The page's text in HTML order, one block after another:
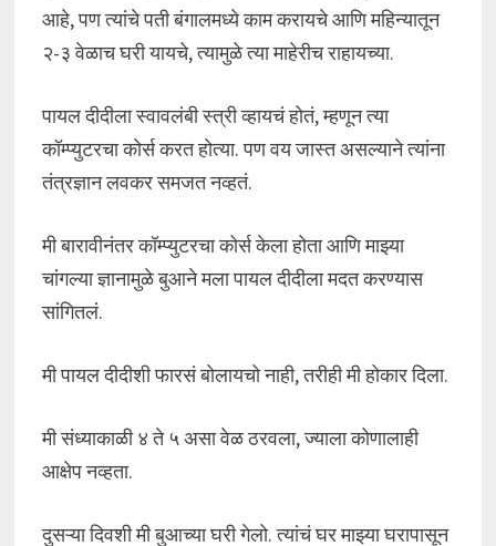
आहे, पण त्यांचे पती बंगालमध्ये काम करायचे आणि महिन्यातून
२-३ वेळाच घरी यायचे, त्यामुळे त्या माहेरीच राहायच्या.
पायल दीदीला स्वावलंबी स्त्री व्हायचं होतं, म्हणून त्या
कॉम्प्युटरचा कोर्स करत होत्या. पण वय जास्त असल्याने त्यांना
तंत्रज्ञान लवकर समजत नव्हतं.
मी बारावीनंतर कॉम्प्युटरचा कोर्स केला होता आणि माझ्या
चांगल्या ज्ञानामुळे बुआने मला पायल दीदीला मदत करण्यास
सांगितलं.
मी पायल दीदीशी फारसं बोलायचो नाही, तरीही मी होकार दिला.
मी संध्याकाळी ४ ते ५ असा वेळ ठरवला, ज्याला कोणालाही
आक्षेप नव्हता.
दुसऱ्या दिवशी मी बुआच्या घरी गेलो. त्यांचं घर माझ्या घरापासून